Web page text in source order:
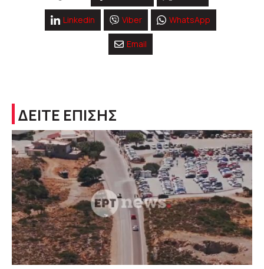
Linkedin Viber WhatsApp
Email
ΔΕΙΤΕ ΕΠΙΣΗΣ